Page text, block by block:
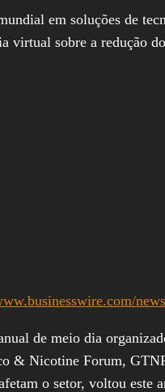
em soluções de
virtual sobre a redução
de meio dia
& Nicotine Forum,
o setor, voltou este